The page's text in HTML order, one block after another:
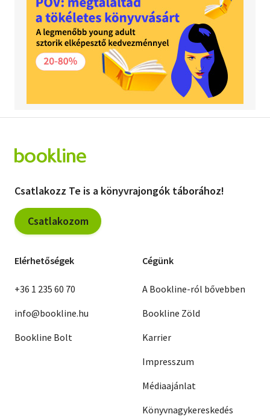
Csatlakozz Te is a könyvrajongók táborához!
Csatlakozom
Elérhetőségek
+36 1 235 60 70
info@bookline.hu
Bookline Bolt
Cégünk
A Bookline-ról bővebben
Bookline Zöld
Karrier
Impresszum
Médiaajánlat
Könyvnagykereskedés